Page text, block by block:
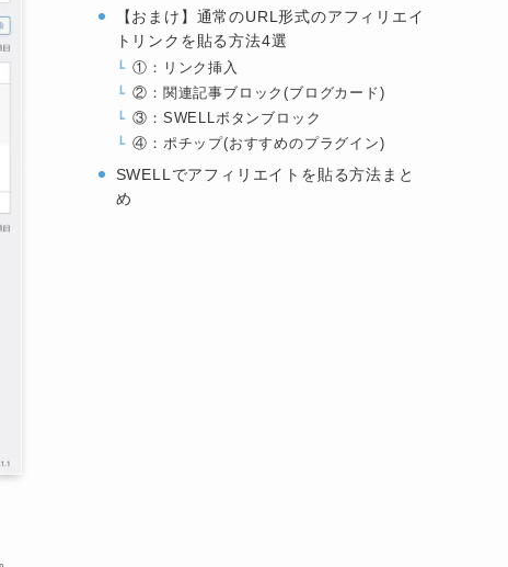
【おまけ】通常のURL形式のアフィリエイ
トリンクを貼る方法4選
①：リンク挿入
②：関連記事ブロック(ブログカード)
③：SWELLボタンブロック
④：ポチップ(おすすめのプラグイン)
SWELLでアフィリエイトを貼る方法まと
め